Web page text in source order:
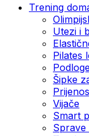
Trening
Utezi i
Pilates
Šipke
Vijače
Smart
Sprave